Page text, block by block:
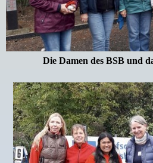
Die Damen des BSB und